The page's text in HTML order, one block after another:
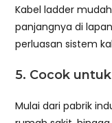
Kabel ladder
panjangnya di
perluasan sistem
5. Cocok
Mulai dari pabrik